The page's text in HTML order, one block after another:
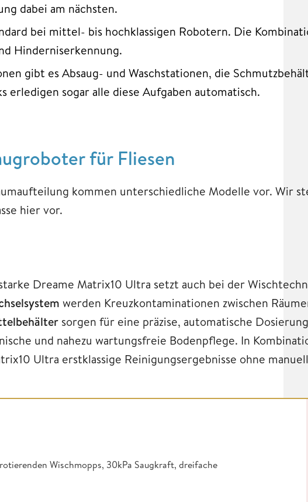
dabei am nächsten.
bei mittel- bis hochklassigen Robotern. Die
Hinderniserkennung.
gibt es Absaug- und Waschstationen, die
erledigen sogar alle diese Aufgaben automatisch.
für Fliesen
kommen unterschiedliche Modelle vor. Wir
hier vor.
Dreame Matrix10 Ultra setzt auch bei der
werden Kreuzkontaminationen zwischen
sorgen für eine präzise, automatische
und nahezu wartungsfreie Bodenpflege. In
Ultra erstklassige Reinigungsergebnisse ohne
Wischmopps, 30kPa Saugkraft, dreifache